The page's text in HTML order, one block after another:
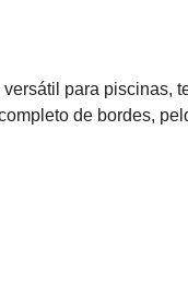
para piscinas,
de bordes,